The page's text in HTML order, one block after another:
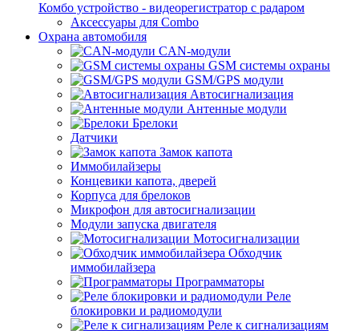
Комбо устройство - видеорегистратор с радаром
Аксессуары для Combo
Охрана автомобиля
CAN-модули
GSM системы охраны
GSM/GPS модули
Автосигнализация
Антенные модули
Брелоки
Датчики
Замок капота
Иммобилайзеры
Концевики капота, дверей
Корпуса для брелоков
Микрофон для автосигнализации
Модули запуска двигателя
Мотосигнализации
Обходчик
иммобилайзера
Программаторы
Реле
блокировки и радиомодули
Реле к сигнализациям